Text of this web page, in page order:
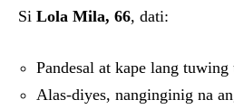
Si Lola Mila, 66, dati:
Pandesal at kape lang tuwing
Alas-diyes, nanginginig na